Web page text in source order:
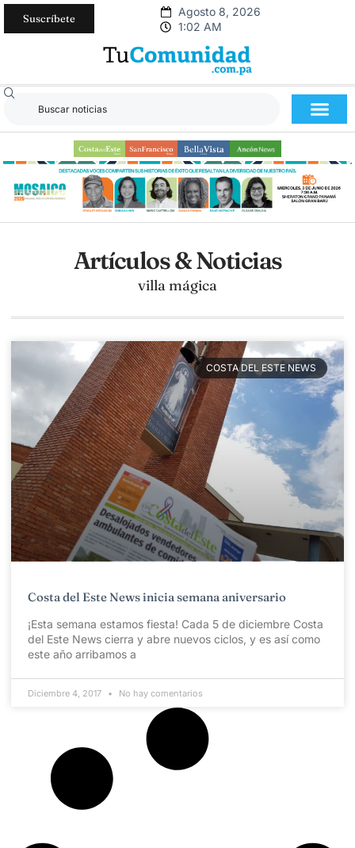
Suscríbete
Agosto 8, 2026
1:02 AM
Artículos & Noticias
villa mágica
COSTA DEL ESTE NEWS
Costa del Este News inicia semana aniversario
¡Esta semana estamos fiesta! Cada 5 de diciembre Costa
del Este News cierra y abre nuevos ciclos, y es así como
este año arribamos a
Diciembre 4, 2017 No hay comentarios